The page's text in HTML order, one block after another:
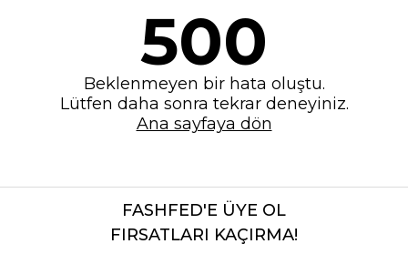
500
Beklenmeyen bir hata oluştu.
Lütfen daha sonra tekrar deneyiniz.
Ana sayfaya dön
FASHFED'E ÜYE OL
FIRSATLARI KAÇIRMA!